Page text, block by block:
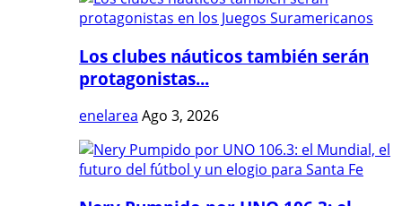
Los clubes náuticos también serán
protagonistas...
enelarea Ago 3, 2026